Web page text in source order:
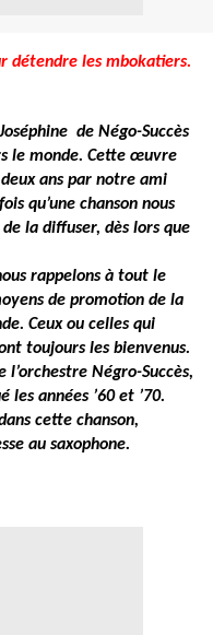
détendre les mbokatiers.
de Négo-Succès
le monde. Cette œuvre
ans par notre ami
qu’une chanson nous
la diffuser, dès lors que
rappelons à tout le
de promotion de la
Ceux ou celles qui
toujours les bienvenus.
l’orchestre Négro-Succès,
années ’60 et ’70.
cette chanson,
au saxophone.